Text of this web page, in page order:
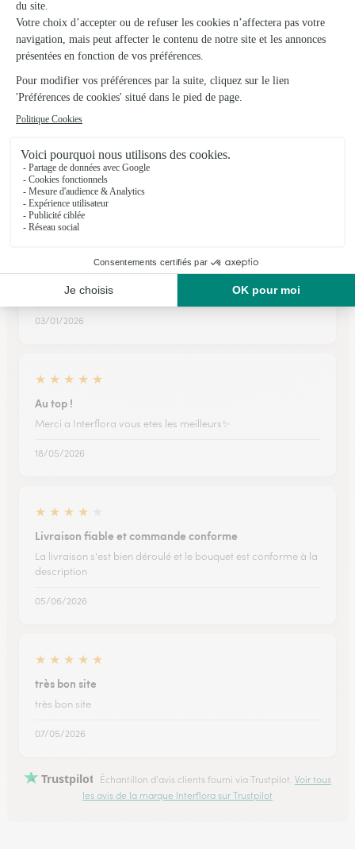
St Gaudens
★★★★★4.5 (76)
102 bis avenue François Mitterrand
Ils ont fait livrer des fleurs ou une plante à
J'ai aimé le coup de téléphone avant …
J'ai aimé le coup de téléphone avant la livraison .
03/01/2026
★ ★ ★ ★ ★
Au top !
Merci a Interflora vous etes les meilleurs✨️
18/05/2026
★ ★ ★ ★
Livraison fiable et commande conforme
La livraison s'est bien déroulé et le bouquet est conforme à la
description
05/06/2026
★ ★ ★ ★ ★
très bon site
très bon site
07/05/2026
Trustpilot Échantillon d'avis clients fourni via Trustpilot. Voir tous
les avis de la marque Interflora sur Trustpilot